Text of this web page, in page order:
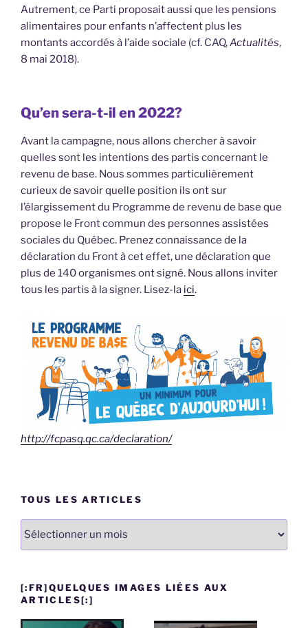
Autrement, ce Parti proposait aussi que les pensions
alimentaires pour enfants n’affectent plus les
montants accordés à l’aide sociale (cf. CAQ,Actualités,
8 mai 2018).
Qu’en sera-t-il en 2022?
Avant la campagne, nous allons chercher à savoir
quelles sont les intentions des partis concernant le
revenu de base. Nous sommes particulièrement
curieux de savoir quelle position ils ont sur
l’élargissement du Programme de revenu de base que
propose le Front commun des personnes assistées
sociales du Québec. Prenez connaissance de la
déclaration du Front à cet effet, une déclaration que
plus de 140 organismes ont signé. Nous allons inviter
tous les partis à la signer. Lisez-la ici.
http://fcpasq.qc.ca/declaration/
TOUS LES ARTICLES
Tous
[:FR]QUELQUES IMAGES LIÉES AUX
ARTICLES[:]